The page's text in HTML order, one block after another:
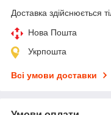
Доставка здійснюється
Нова Пошта
Укрпошта
Всі умови доставки